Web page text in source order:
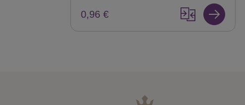
0,96 €